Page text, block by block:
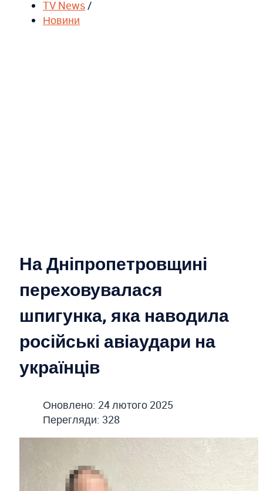
TV News/
Новини
На Дніпропетровщині
переховувалася
шпигунка, яка наводила
російські авіаудари на
українців
Оновлено: 24 лютого 2025
Перегляди: 328